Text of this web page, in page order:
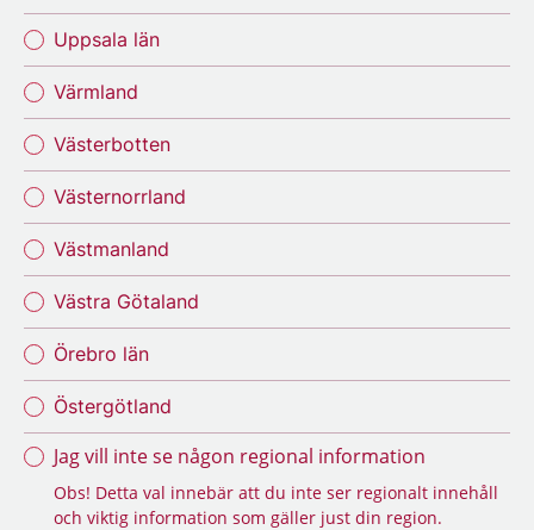
Uppsala län
Värmland
Västerbotten
Västernorrland
Västmanland
Västra Götaland
Örebro län
Östergötland
Jag vill inte se någon regional information
Obs! Detta val innebär att du inte ser regionalt innehåll
och viktig information som gäller just din region.